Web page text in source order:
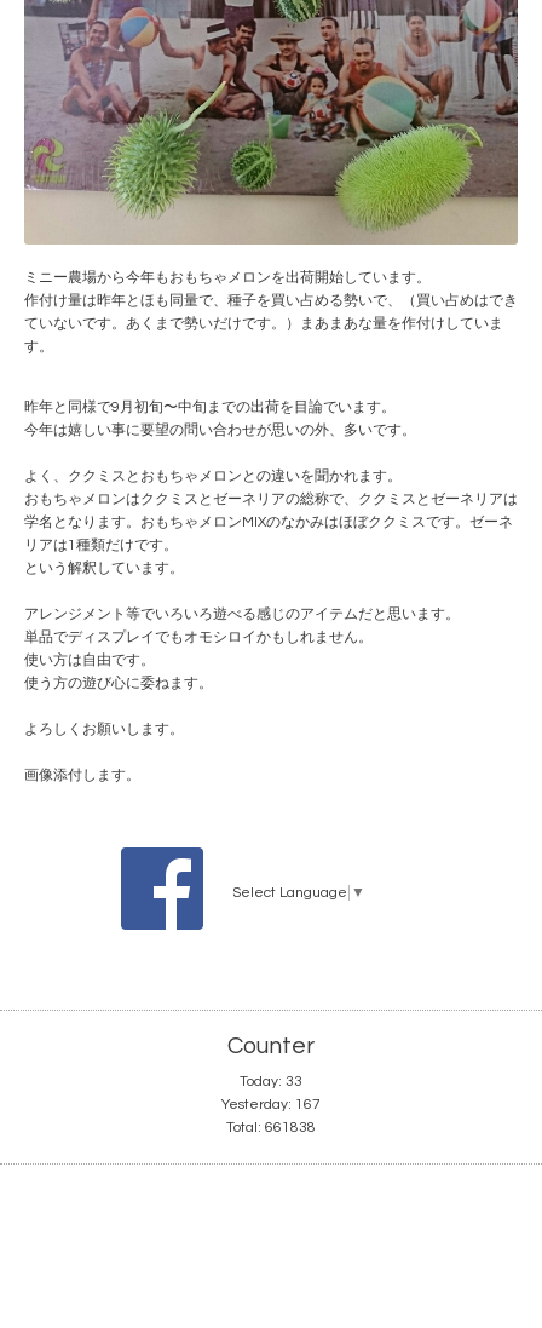
ミニー農場から今年もおもちゃメロンを出荷開始しています。
作付け量は昨年とほも同量で、種子を買い占める勢いで、（買い占めはでき
ていないです。あくまで勢いだけです。）まあまあな量を作付けしていま
す。
昨年と同様で9月初旬〜中旬までの出荷を目論でいます。
今年は嬉しい事に要望の問い合わせが思いの外、多いです。
よく、ククミスとおもちゃメロンとの違いを聞かれます。
おもちゃメロンはククミスとゼーネリアの総称で、ククミスとゼーネリアは
学名となります。おもちゃメロンMIXのなかみはほぼククミスです。ゼーネ
リアは1種類だけです。
という解釈しています。
アレンジメント等でいろいろ遊べる感じのアイテムだと思います。
単品でディスプレイでもオモシロイかもしれません。
使い方は自由です。
使う方の遊び心に委ねます。
よろしくお願いします。
画像添付します。
Select Language ▼
Counter
Today: 33
Yesterday: 167
Total: 661838